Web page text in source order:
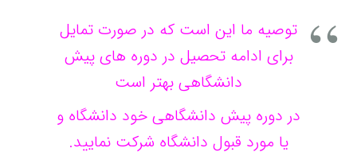
توصیه ما این است که در صورت تمایل
برای ادامه تحصیل در دوره های پیش
دانشگاهی بهتر است
در دوره پیش دانشگاهی خود دانشگاه و
یا مورد قبول دانشگاه شرکت نمایید.